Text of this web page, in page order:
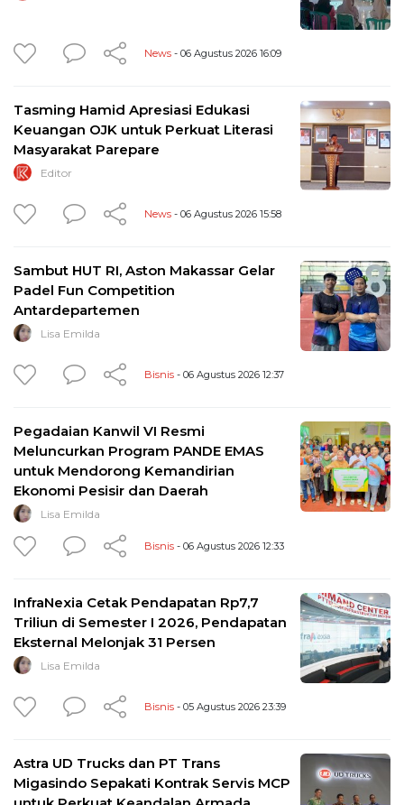
News - 06 Agustus 2026 16:09
Tasming Hamid Apresiasi Edukasi
Keuangan OJK untuk Perkuat Literasi
Masyarakat Parepare
Editor
News - 06 Agustus 2026 15:58
Sambut HUT RI, Aston Makassar Gelar
Padel Fun Competition
Antardepartemen
Lisa Emilda
Bisnis - 06 Agustus 2026 12:37
Pegadaian Kanwil VI Resmi
Meluncurkan Program PANDE EMAS
untuk Mendorong Kemandirian
Ekonomi Pesisir dan Daerah
Lisa Emilda
Bisnis - 06 Agustus 2026 12:33
InfraNexia Cetak Pendapatan Rp7,7
Triliun di Semester I 2026, Pendapatan
Eksternal Melonjak 31 Persen
Lisa Emilda
Bisnis - 05 Agustus 2026 23:39
Astra UD Trucks dan PT Trans
Migasindo Sepakati Kontrak Servis MCP